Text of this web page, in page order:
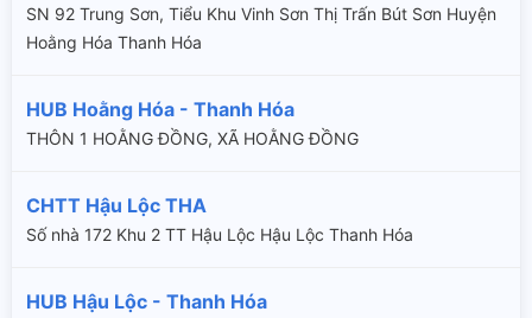
SN 92 Trung Sơn, Tiểu Khu Vinh Sơn Thị Trấn Bút Sơn Huyện
Hoằng Hóa Thanh Hóa
HUB Hoằng Hóa - Thanh Hóa
THÔN 1 HOẰNG ĐỒNG, XÃ HOẰNG ĐỒNG
CHTT Hậu Lộc THA
Số nhà 172 Khu 2 TT Hậu Lộc Hậu Lộc Thanh Hóa
HUB Hậu Lộc - Thanh Hóa